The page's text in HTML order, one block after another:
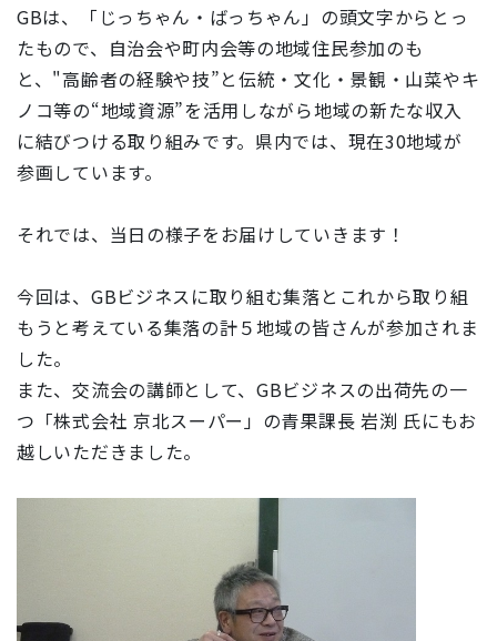
GBは、「じっちゃん・ばっちゃん」の頭文字からとっ
たもので、自治会や町内会等の地域住民参加のも
と、"高齢者の経験や技”と伝統・文化・景観・山菜やキ
ノコ等の“地域資源”を活用しながら地域の新たな収入
に結びつける取り組みです。県内では、現在30地域が
参画しています。
それでは、当日の様子をお届けしていきます！
今回は、GBビジネスに取り組む集落とこれから取り組
もうと考えている集落の計５地域の皆さんが参加されま
した。
また、交流会の講師として、GBビジネスの出荷先の一
つ「株式会社 京北スーパー」の青果課長 岩渕 氏にもお
越しいただきました。